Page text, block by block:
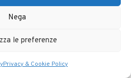
Nega
le preferenze
Privacy & Cookie Policy